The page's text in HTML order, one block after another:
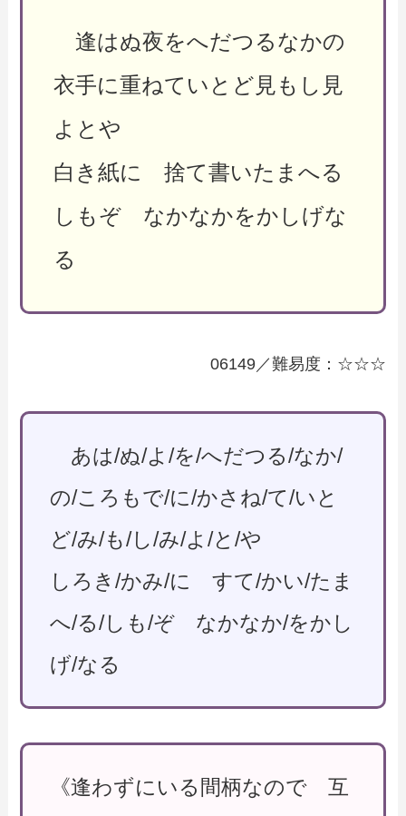
逢はぬ夜をへだつるなかの
衣手に重ねていとど見もし見
よとや
白き紙に 捨て書いたまへる
しもぞ なかなかをかしげな
る
06149／難易度：☆☆☆
あは/ぬ/よ/を/へだつる/なか/
の/ころもで/に/かさね/て/いと
ど/み/も/し/み/よ/と/や
しろき/かみ/に すて/かい/たま
へ/る/しも/ぞ なかなか/をかし
げ/なる
《逢わずにいる間柄なので 互